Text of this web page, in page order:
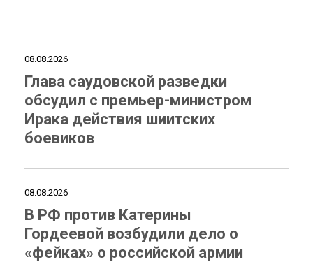
08.08.2026
Глава саудовской разведки
обсудил с премьер-министром
Ирака действия шиитских
боевиков
08.08.2026
В РФ против Катерины
Гордеевой возбудили дело о
«фейках» о российской армии